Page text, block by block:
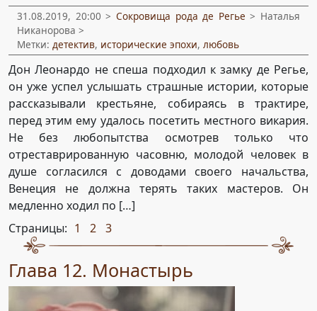
31.08.2019, 20:00 > Сокровища рода де Регье > Наталья
Никанорова >
Метки: детектив, исторические эпохи, любовь
Дон Леонардо не спеша подходил к замку де Регье,
он уже успел услышать страшные истории, которые
рассказывали крестьяне, собираясь в трактире,
перед этим ему удалось посетить местного викария.
Не без любопытства осмотрев только что
отреставрированную часовню, молодой человек в
душе согласился с доводами своего начальства,
Венеция не должна терять таких мастеров. Он
медленно ходил по […]
Страницы: 1 2 3
Глава 12. Монастырь